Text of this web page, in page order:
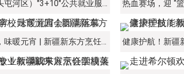
经开区（头屯河区）"3+10"公共就业服务进校园暨新疆新东方烹饪学校人才双选会+校企签约仪式圆满举行
灯火良宵，味暖元宵 | 新疆新东方烹饪学校元宵游园会圆满落幕